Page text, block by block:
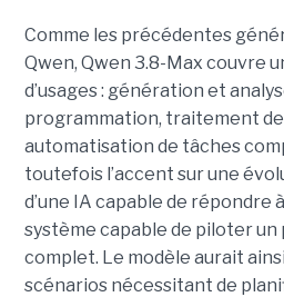
Comme les précédentes
Qwen, Qwen 3.8-Max couvre
d’usages : génération et
programmation, traitement
automatisation de tâches
toutefois l’accent sur une
d’une IA capable de répondre
système capable de piloter un
complet. Le modèle aurait
scénarios nécessitant de